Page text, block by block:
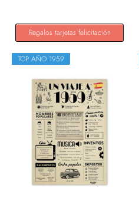
Regalos tarjetas felicitación
TOP AÑO 1959